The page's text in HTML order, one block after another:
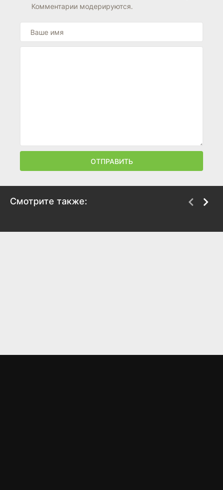
Комментарии модерируются.
ОТПРАВИТЬ
Смотрите также: